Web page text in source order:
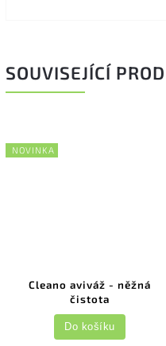
SOUVISEJÍCÍ
NOVINKA
Cleano aviváž - něžná
čistota
Do košíku